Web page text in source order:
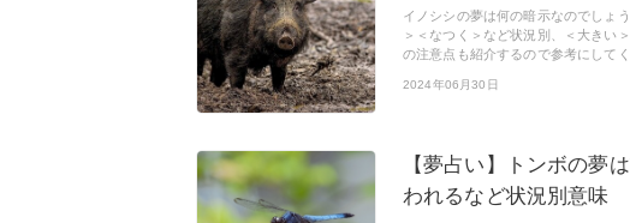
イノシシの夢は何の暗示なのでしょ
＞＜なつく＞など状況別、＜大きい
の注意点も紹介するので参考にしてく
2024年06月30日
【夢占い】トンボの夢
われるなど状況別意味